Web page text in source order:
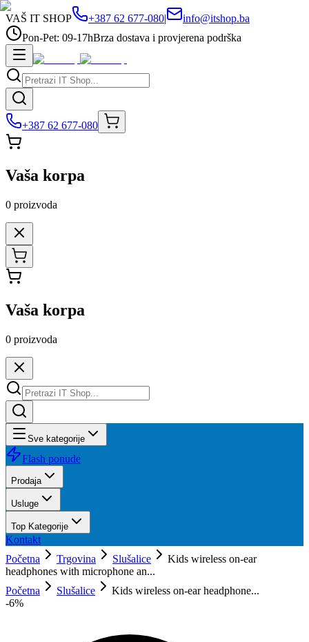
VAŠ IT SHOP +387 62 677-080|
info@itshop.ba
Pon-Pet: 09-17hBrza dostava i provjerena podrška
+387 62 677-080
Vaša korpa
0 proizvoda
Vaša korpa
0 proizvoda
Sve kategorije
Flash ponude
Prodaja
Usluge
Top Kategorije
Kontakt
Početna
Trgovina Slušalice
Kids wireless on-ear
headphones with microphone an...
Početna
Slušalice
Kids wireless on-ear headphone...
-6%